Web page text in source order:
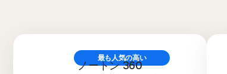
最も人気の高い
ノートン 360